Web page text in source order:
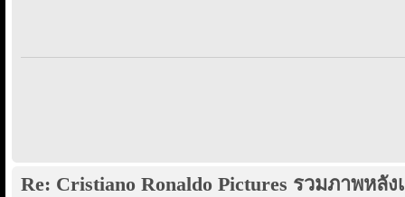
Re: Cristiano Ronaldo Pictures รวมภาพหลั